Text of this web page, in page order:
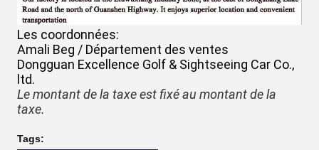
Les coordonnées:
Amali Beg / Département des ventes
Dongguan Excellence Golf & Sightseeing Car Co.,
ltd.
Le montant de la taxe est fixé au montant de la
taxe.
Tags: